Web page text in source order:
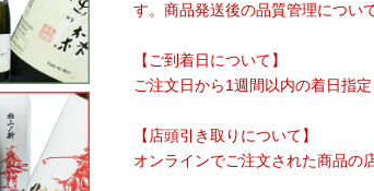
す。商品発送後の品質管理につい
【ご到着日について】
ご注文日から1週間以内の着日指
【店頭引き取りについて】
オンラインでご注文された商品の